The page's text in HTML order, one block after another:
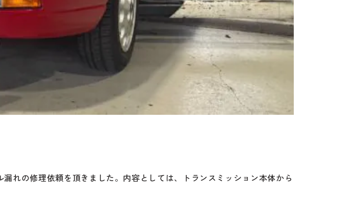
れの修理依頼を頂きました。内容としては、トランスミッション本体から